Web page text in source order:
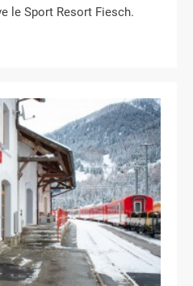
le Sport Resort Fiesch.